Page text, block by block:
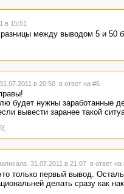
в 15:51
между выводом 5 и 50
в 20:50 в ответ на #6
будет нужны заработанные
вывести заранее такой
31.07.2011 в 21:07 в ответ на
только первый вывод.
делать сразу как